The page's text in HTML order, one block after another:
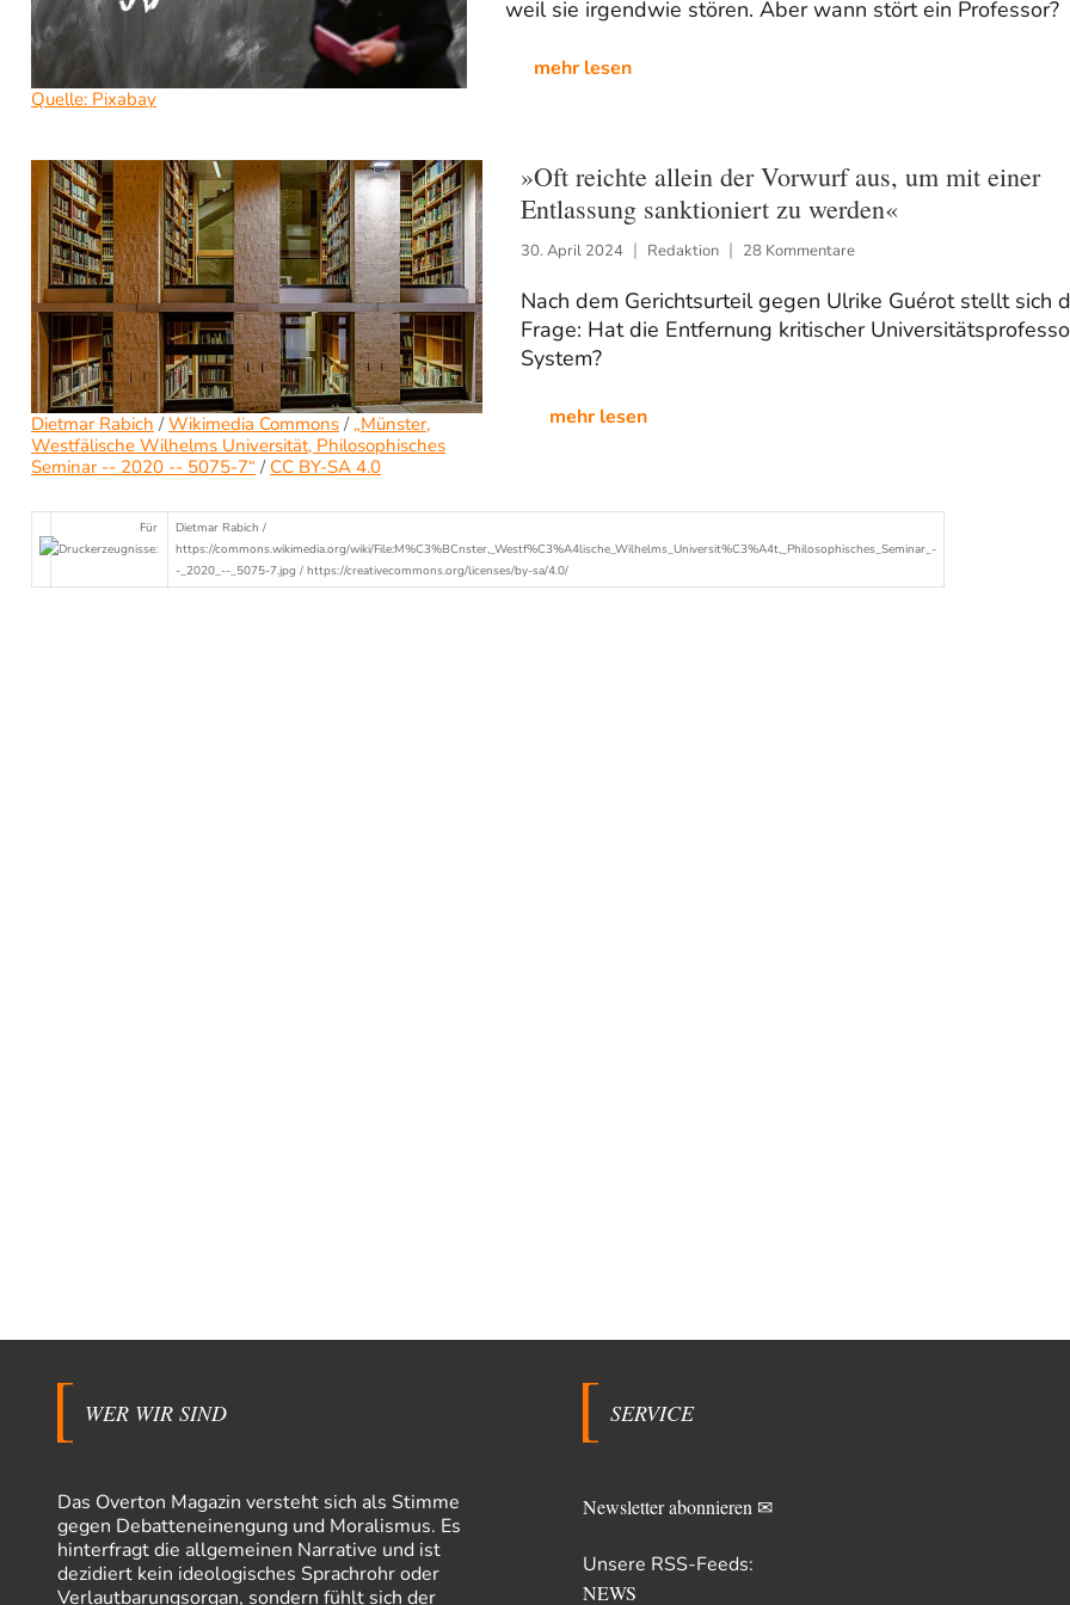
Quelle: Pixabay
weil sie irgendwie stören. Aber wann stört ein Professor?
mehr lesen
Dietmar Rabich /Wikimedia Commons / „Münster,
Westfälische Wilhelms Universität, Philosophisches
Seminar -- 2020 -- 5075-7“ / CC BY-SA 4.0
Für
Druckerzeugnisse:
Dietmar Rabich /
https://commons.wikimedia.org/wiki/File:M%C3%BCnster,_Westf%C3%A4lische_Wilhelms_Universit%C3%A4t,_Philosophisches_Seminar_-
-_2020_--_5075-7.jpg / https://creativecommons.org/licenses/by-sa/4.0/
»Oft reichte allein der Vorwurf aus, um mit einer
Entlassung sanktioniert zu werden«
30. April 2024 Redaktion 28 Kommentare
Nach dem Gerichtsurteil gegen Ulrike Guérot stellt sich
Frage: Hat die Entfernung kritischer
System?
mehr lesen
WER WIR SIND
Das Overton Magazin versteht sich als Stimme
gegen Debatteneinengung und Moralismus. Es
hinterfragt die allgemeinen Narrative und ist
dezidiert kein ideologisches Sprachrohr oder
Verlautbarungsorgan, sondern fühlt sich der
SERVICE
Newsletter abonnieren ✉
Unsere RSS-Feeds:
NEWS